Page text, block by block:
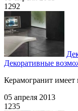
1292
Декоративные
Керамогранит
05 апреля 2013
1235